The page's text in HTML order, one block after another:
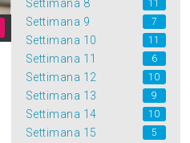
Settimana 8 11
Settimana 9 7
Settimana 10 11
Settimana 11 6
Settimana 12 10
Settimana 13 9
Settimana 14 10
Settimana 15 5